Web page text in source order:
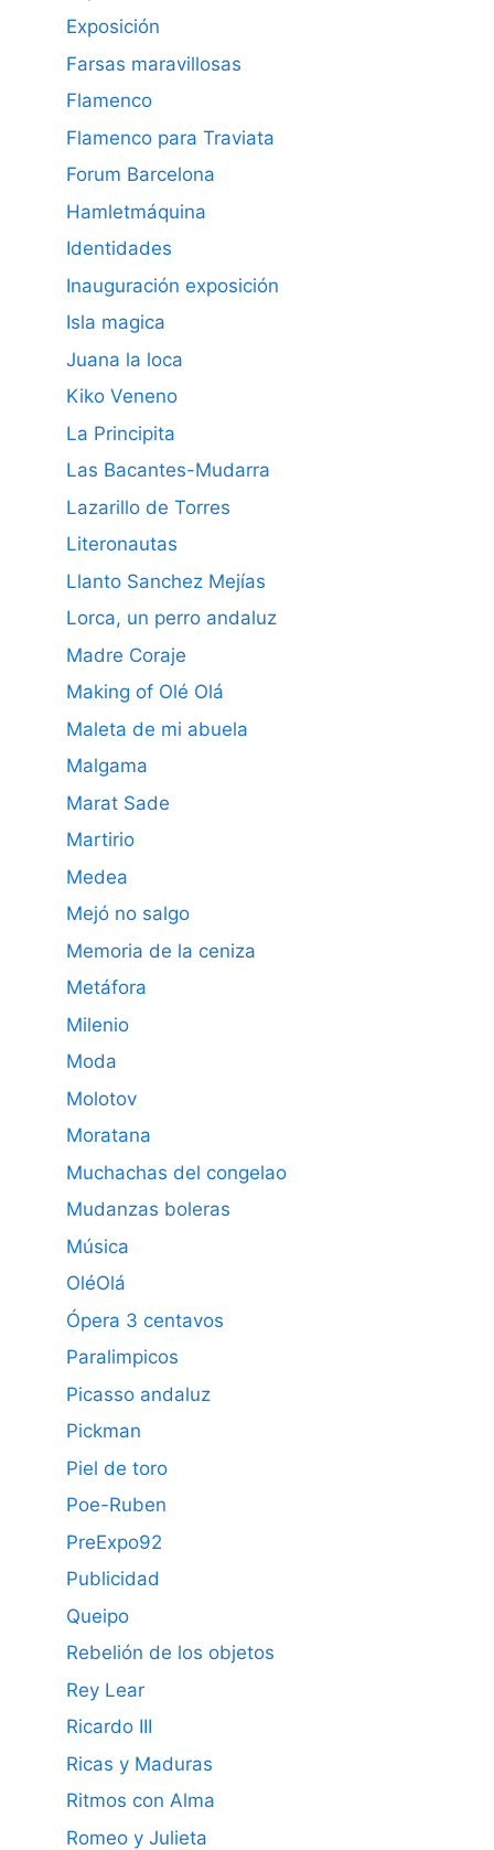
Exposición
Farsas maravillosas
Flamenco
Flamenco para Traviata
Forum Barcelona
Hamletmáquina
Identidades
Inauguración exposición
Isla magica
Juana la loca
Kiko Veneno
La Principita
Las Bacantes-Mudarra
Lazarillo de Torres
Literonautas
Llanto Sanchez Mejías
Lorca, un perro andaluz
Madre Coraje
Making of Olé Olá
Maleta de mi abuela
Malgama
Marat Sade
Martirio
Medea
Mejó no salgo
Memoria de la ceniza
Metáfora
Milenio
Moda
Molotov
Moratana
Muchachas del congelao
Mudanzas boleras
Música
OléOlá
Ópera 3 centavos
Paralimpicos
Picasso andaluz
Pickman
Piel de toro
Poe-Ruben
PreExpo92
Publicidad
Queipo
Rebelión de los objetos
Rey Lear
Ricardo III
Ricas y Maduras
Ritmos con Alma
Romeo y Julieta